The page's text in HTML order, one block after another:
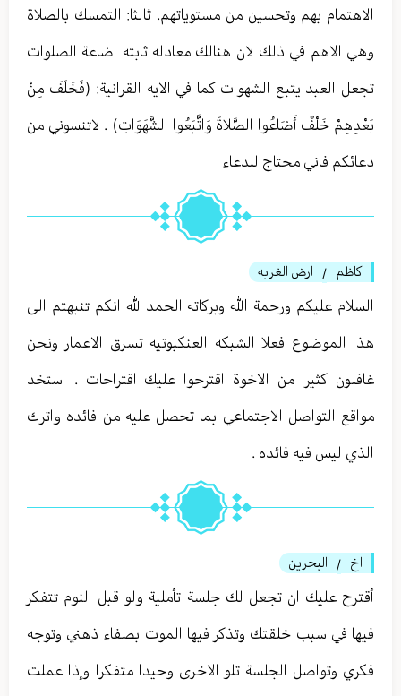
الاهتمام بهم وتحسين من مستوياتهم. ثالثا: التمسك بالصلاة
وهي الاهم في ذلك لان هنالك معادله ثابته اضاعة الصلوات
تجعل العبد يتبع الشهوات كما في الايه القرانية: (فَخَلَفَ مِنْ
بَعْدِهِمْ خَلْفٌ أَضَاعُوا الصَّلاةَ وَاتَّبَعُوا الشَّهَوَاتِ) . لاتنسوني من
دعائكم فاني محتاج للدعاء
كاظم / ارض الغربه
السلام عليكم ورحمة الله وبركاته الحمد لله انكم تنبهتم الى
هذا الموضوع فعلا الشبكه العنكبوتيه تسرق الاعمار ونحن
غافلون كثيرا من الاخوة اقترحوا عليك اقتراحات . استخد
مواقع التواصل الاجتماعي بما تحصل عليه من فائده واترك
الذي ليس فيه فائده .
اخ / البحرين
أقترح عليك ان تجعل لك جلسة تأملية ولو قبل النوم تتفكر
فيها في سبب خلقتك وتذكر فيها الموت بصفاء ذهني وتوجه
فكري وتواصل الجلسة تلو الاخرى وحيدا متفكرا وإذا عملت